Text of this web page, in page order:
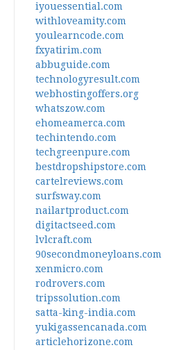
iyouessential.com
withloveamity.com
youlearncode.com
fxyatirim.com
abbuguide.com
technologyresult.com
webhostingoffers.org
whatszow.com
ehomeamerca.com
techintendo.com
techgreenpure.com
bestdropshipstore.com
cartelreviews.com
surfsway.com
nailartproduct.com
digitactseed.com
lvlcraft.com
90secondmoneyloans.com
xenmicro.com
rodrovers.com
tripssolution.com
satta-king-india.com
yukigassencanada.com
articlehorizone.com